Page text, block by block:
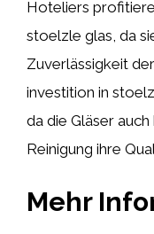
Hoteliers
stoelzle glas, da
Zuverlässigkeit
investition in
da die Gläser
Reinigung ihre
Mehr